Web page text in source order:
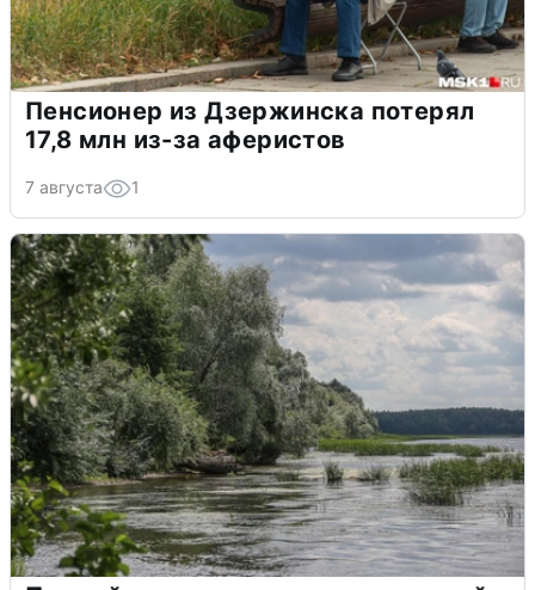
Пенсионер из Дзержинска потерял
17,8 млн из-за аферистов
7 августа 1